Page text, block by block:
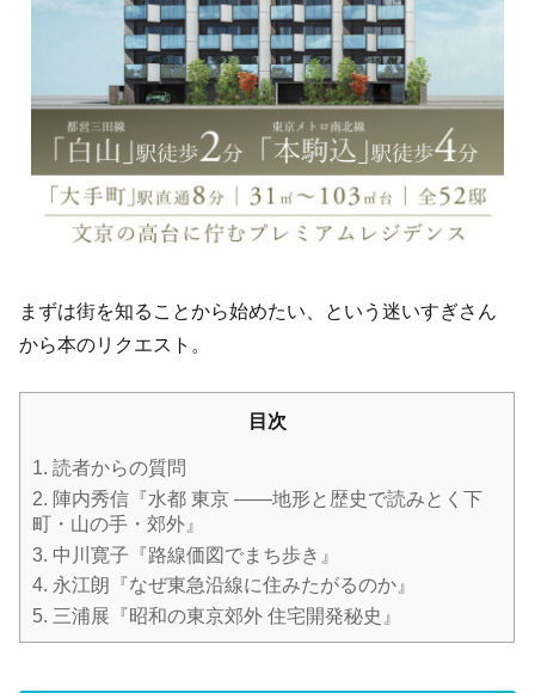
まずは街を知ることから始めたい、という迷いすぎさん
から本のリクエスト。
目次
1. 読者からの質問
2. 陣内秀信『水都 東京 ――地形と歴史で読みとく下
町・山の手・郊外』
3. 中川寛子『路線価図でまち歩き』
4. 永江朗『なぜ東急沿線に住みたがるのか』
5. 三浦展『昭和の東京郊外 住宅開発秘史』